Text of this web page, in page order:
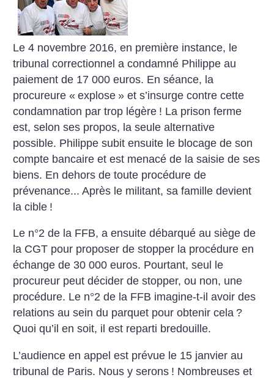
Le 4 novembre 2016, en première instance, le
tribunal correctionnel a condamné Philippe au
paiement de 17 000 euros. En séance, la
procureure « explose » et s’insurge contre cette
condamnation par trop légère ! La prison ferme
est, selon ses propos, la seule alternative
possible. Philippe subit ensuite le blocage de son
compte bancaire et est menacé de la saisie de ses
biens. En dehors de toute procédure de
prévenance... Après le militant, sa famille devient
la cible !
Le n°2 de la FFB, a ensuite débarqué au siège de
la CGT pour proposer de stopper la procédure en
échange de 30 000 euros. Pourtant, seul le
procureur peut décider de stopper, ou non, une
procédure. Le n°2 de la FFB imagine-t-il avoir des
relations au sein du parquet pour obtenir cela ?
Quoi qu’il en soit, il est reparti bredouille.
L’audience en appel est prévue le 15 janvier au
tribunal de Paris. Nous y serons ! Nombreuses et